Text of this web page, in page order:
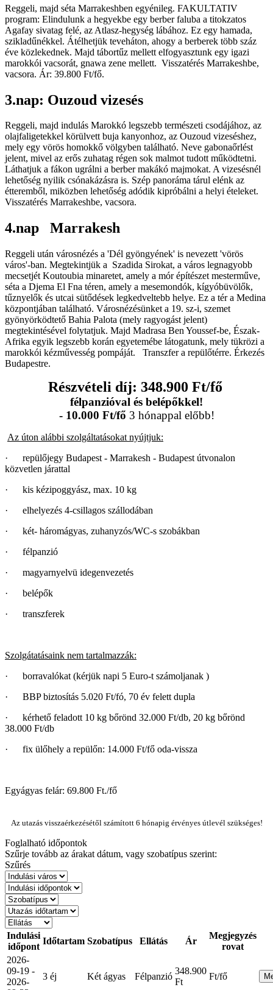
Reggeli, majd séta Marrakeshben egyénileg. FAKULTATIV
program: Elindulunk a hegyekbe egy berber faluba a titokzatos
Agafay sivatag felé, az Atlasz-hegység lábához. Ez egy hamada,
szikladűnékkel. Átélhetjük teveháton, ahogy a berberek több száz
éve közlekednek. Majd tábortűz mellett elfogyasztunk egy igazi
marokkói vacsorát, gnawa zene mellett. Visszatérés Marrakeshbe,
vacsora. Ár: 39.800 Ft/fő.
3.nap: Ouzoud vizesés
Reggeli, majd indulás Marokkó legszebb természeti csodájához, az
olajfaligetekkel körülvett buja kanyonhoz, az Ouzoud vizeséshez,
mely egy vörös homokkő völgyben található. Neve gabonaőrlést
jelent, mivel az erős zuhatag régen sok malmot tudott működtetni.
Láthatjuk a fákon ugrálni a berber makákó majmokat. A vizesésnél
lehetőség nyilik csónakázásra is. Szép panoráma tárul elénk az
étteremből, miközben lehetőség adódik kipróbálni a helyi ételeket.
Visszatérés Marrakeshbe, vacsora.
4.nap Marrakesh
Reggeli után városnézés a 'Dél gyöngyének' is nevezett 'vörös
város'-ban. Megtekintjük a Szadida Sirokat, a város legnagyobb
mecsetjét Koutoubia minaretet, amely a mór építészet mesterműve,
séta a Djema El Fna téren, amely a mesemondók, kígyóbüvölők,
tűznyelők és utcai sütődések legkedveltebb helye. Ez a tér a Medina
központjában található. Városnézésünket a 19. sz-i, szemet
gyönyörködtető Bahia Palota (mely ragyogást jelent)
megtekintésével folytatjuk. Majd Madrasa Ben Youssef-be, Észak-
Afrika egyik legszebb korán egyetemébe látogatunk, mely tükrözi a
marokkói kézművesség pompáját. Transzfer a repülőtérre. Érkezés
Budapestre.
Részvételi díj: 348.900 Ft/fő
félpanzióval és belépőkkel!
- 10.000 Ft/fő 3 hónappal előbb!
Az úton alábbi szolgáltatásokat nyújtjuk:
· repülőjegy Budapest - Marrakesh - Budapest útvonalon
közvetlen járattal
· kis kézipoggyász, max. 10 kg
· elhelyezés 4-csillagos szállodában
· két- háromágyas, zuhanyzós/WC-s szobákban
· félpanzió
· magyarnyelvü idegenvezetés
· belépők
· transzferek
Szolgátatásaink nem tartalmazzák:
· borravalókat (kérjük napi 5 Euro-t számoljanak )
· BBP biztosítás 5.020 Ft/fó, 70 év felett dupla
· kérhető feladott 10 kg bőrönd 32.000 Ft/db, 20 kg bőrönd
38.000 Ft/db
· fix ülőhely a repülőn: 14.000 Ft/fő oda-vissza
Egyágyas felár: 69.800 Ft./fő
Az utazás visszaérkezésétől számított 6 hónapig érvényes útlevél szükséges!
Foglalható időpontok
Szűrje tovább az árakat dátum, vagy szobatípus szerint:
Szűrés
Indulási
időpont
Időtartam Szobatípus Ellátás Ár
Megjegyzés
rovat
2026-
09-19 -
2026-
3 éj Két ágyas Félpanzió
348.900
Ft
Ft/fő